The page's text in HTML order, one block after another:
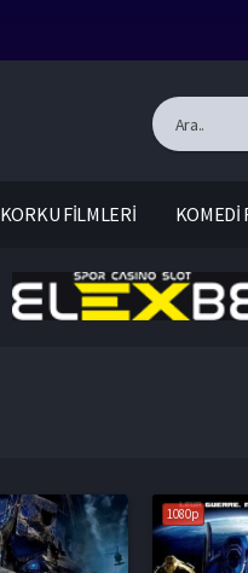
KORKU FİLMLERİ KOMEDİ
1080p